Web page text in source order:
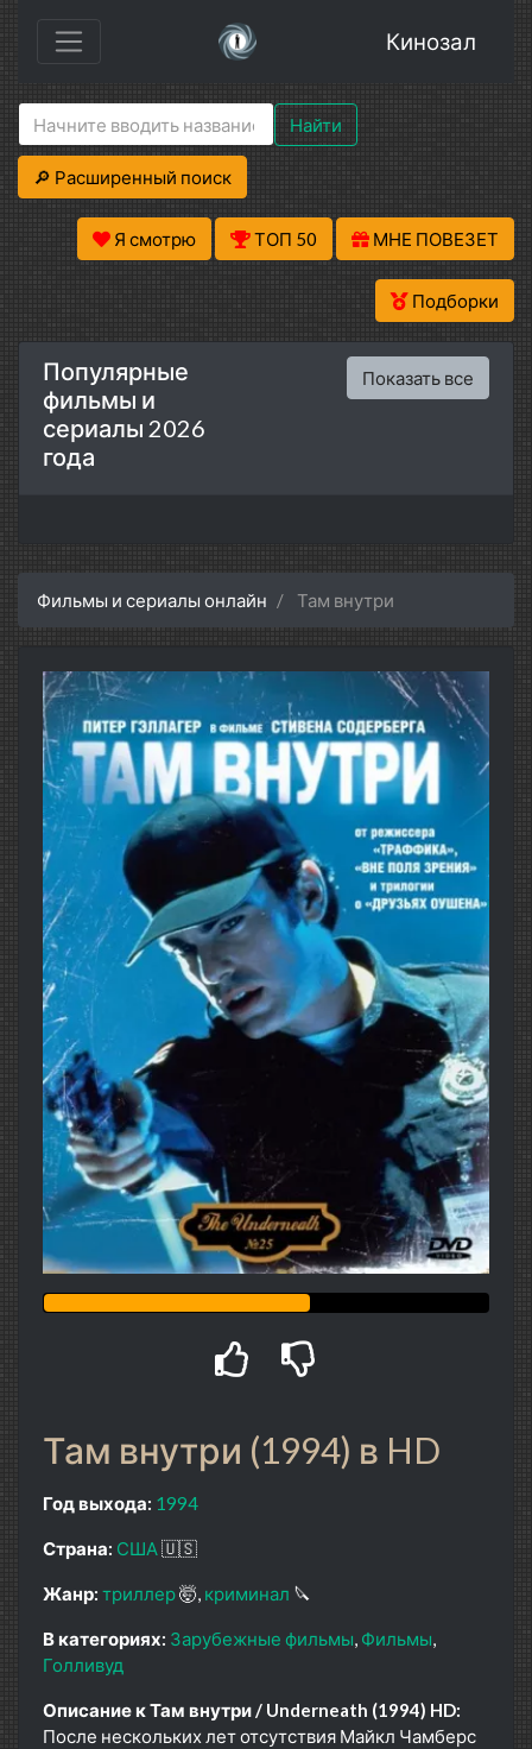
Кинозал
Найти
🔎 Расширенный поиск
Я смотрю ТОП 50 МНЕ ПОВЕЗЕТ
Подборки
Популярные
фильмы и
сериалы 2026
года
Показать все
Фильмы и сериалы онлайн Там внутри
Там внутри (1994) в HD
Год выхода: 1994
Страна: США🇺🇸
Жанр: триллер🤯 криминал 🔪
В категориях: Зарубежные фильмы Фильмы
Голливуд
Описание к Там внутри / Underneath (1994) HD:
После нескольких лет отсутствия Майкл Чамберс